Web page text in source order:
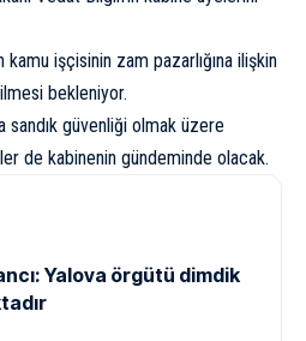
kamu işçisinin zam pazarlığına ilişkin
bekleniyor.
sandık güvenliği olmak üzere
de kabinenin gündeminde olacak.
Yalova örgütü dimdik